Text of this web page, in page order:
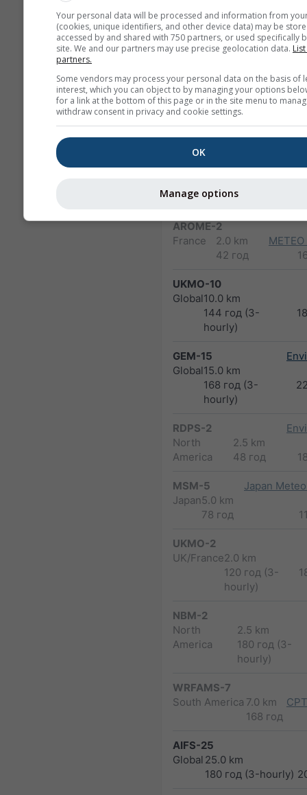
17 год
FV3-5
Alaska
5.0 km
ARPEGE-25
Global25.0 km
96 год (3-
hourly)
ARPEGE-11
96 год
AROME-2
France
2.0 km
42 год
UKMO-10
Global10.0 km
144 год (3-
hourly)
GEM-15
Global15.0 km
168 год (3-
hourly)
RDPS-2
North
America
2.5 km
48 год
MSM-5
Japan5.0 km
78 год
Japan
UKMO-2
UK/France2.0 km
120 год (3-
hourly)
NBM-2
North
America
2.5 km
180 год (3-
hourly)
WRFAMS-7
South America 7.0 km
168 год
AIFS-25
Global 25.0 km
180 год (3-hourly)
Your personal data will be processed and information from
(cookies, unique identifiers, and other device data) may be
accessed by and shared with 750 partners, or used specifically
site. We and our partners may use precise geolocation data.
partners.
Some vendors may process your personal data on the basis of
interest, which you can object to by managing your options
for a link at the bottom of this page or in the site menu to
withdraw consent in privacy and cookie settings.
OK
Manage options